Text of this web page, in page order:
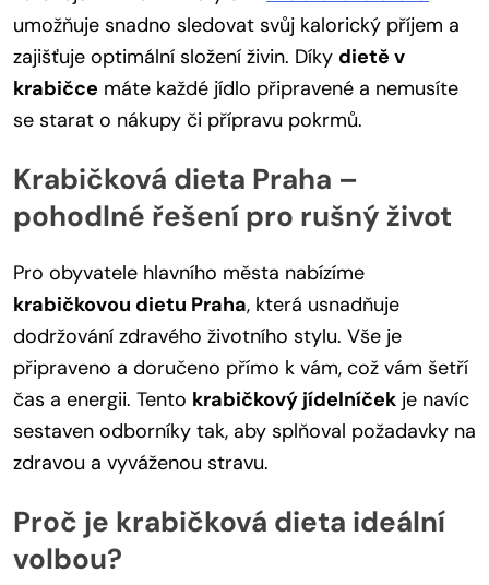
umožňuje snadno sledovat svůj kalorický příjem a
zajišťuje optimální složení živin. Díky dietě v
krabičce máte každé jídlo připravené a nemusíte
se starat o nákupy či přípravu pokrmů.
Krabičková dieta Praha –
pohodlné řešení pro rušný život
Pro obyvatele hlavního města nabízíme
krabičkovou dietu Praha, která usnadňuje
dodržování zdravého životního stylu. Vše je
připraveno a doručeno přímo k vám, což vám šetří
čas a energii. Tento krabičkový jídelníček je navíc
sestaven odborníky tak, aby splňoval požadavky na
zdravou a vyváženou stravu.
Proč je krabičková dieta ideální
volbou?